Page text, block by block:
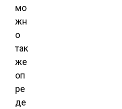
мо
жн
о
так
же
оп
ре
де